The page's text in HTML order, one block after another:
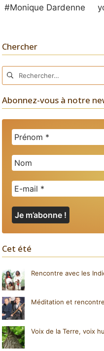
#Monique Dardenne
Chercher
Rechercher :
Abonnez-vous à notre
Cet été
Rencontre avec les
Méditation et
Voix de la Terre, voix